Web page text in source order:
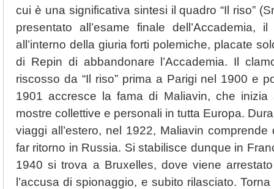
cui è una significativa sintesi il quadro “Il riso”
presentato all’esame finale dell’Accademia,
all’interno della giuria forti polemiche, placate
di Repin di abbandonare l’Accademia. Il
riscosso da “Il riso” prima a Parigi nel 1900 e
1901 accresce la fama di Maliavin, che inizia
mostre collettive e personali in tutta Europa.
viaggi all’estero, nel 1922, Maliavin
far ritorno in Russia. Si stabilisce dunque in
1940 si trova a Bruxelles, dove viene
l’accusa di spionaggio, e subito rilasciato.